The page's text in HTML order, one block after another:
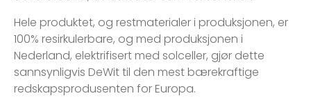
Hele produktet, og restmaterialer i produksjonen, er
100% resirkulerbare, og med produksjonen i
Nederland, elektrifisert med solceller, gjør dette
sannsynligvis DeWit til den mest bærekraftige
redskapsprodusenten for Europa.